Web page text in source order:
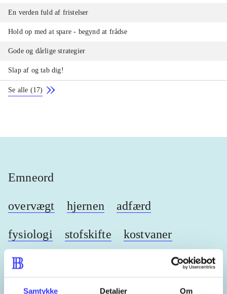
Samtykke Detaljer Om
En verden fuld af fristelser
Hold op med at spare - begynd at frådse
Gode og dårlige strategier
Slap af og tab dig!
Se alle (17)
Emneord
overvægt hjernen adfærd
fysiologi stofskifte kostvaner